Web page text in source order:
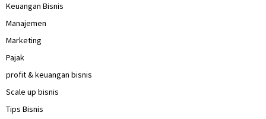
Keuangan Bisnis
Manajemen
Marketing
Pajak
profit & keuangan bisnis
Scale up bisnis
Tips Bisnis